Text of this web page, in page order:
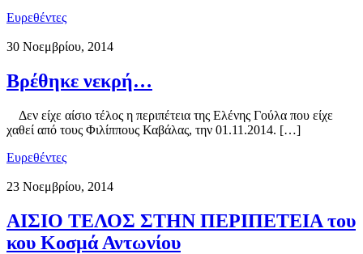
Ευρεθέντες
30 Νοεμβρίου, 2014
Βρέθηκε νεκρή…
Δεν είχε αίσιο τέλος η περιπέτεια της Ελένης Γούλα που είχε
χαθεί από τους Φιλίππους Καβάλας, την 01.11.2014. […]
Ευρεθέντες
23 Νοεμβρίου, 2014
ΑΙΣΙΟ ΤΕΛΟΣ ΣΤΗΝ ΠΕΡΙΠΕΤΕΙΑ του
κου Κοσμά Αντωνίου